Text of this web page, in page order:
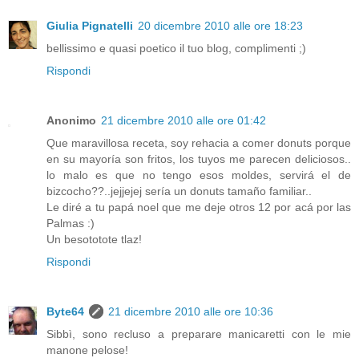
Giulia Pignatelli 20 dicembre 2010 alle ore 18:23
bellissimo e quasi poetico il tuo blog, complimenti ;)
Rispondi
Anonimo 21 dicembre 2010 alle ore 01:42
Que maravillosa receta, soy rehacia a comer donuts porque
en su mayoría son fritos, los tuyos me parecen deliciosos..
lo malo es que no tengo esos moldes, servirá el de
bizcocho??..jejjejej sería un donuts tamaño familiar..
Le diré a tu papá noel que me deje otros 12 por acá por las
Palmas :)
Un besototote tlaz!
Rispondi
Byte64
21 dicembre 2010 alle ore 10:36
Sibbì, sono recluso a preparare manicaretti con le mie
manone pelose!